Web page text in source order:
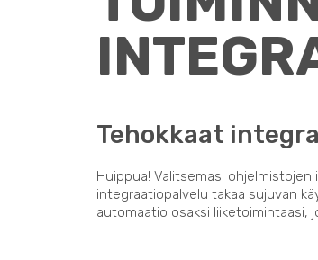
Tehokkaat
Huippua! Valitsemasi
integraatiopalvelu takaa sujuvan
automaatio osaksi liiketoimintaasi,